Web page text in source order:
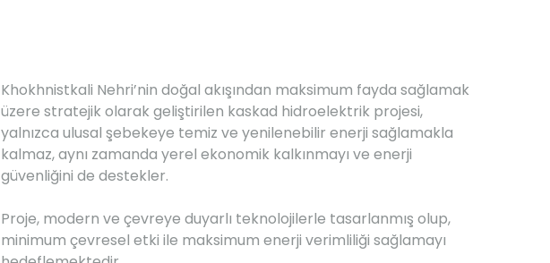
Khokhnistkali Nehri’nin doğal akışından maksimum fayda sağlamak
üzere stratejik olarak geliştirilen kaskad hidroelektrik projesi,
yalnızca ulusal şebekeye temiz ve yenilenebilir enerji sağlamakla
kalmaz, aynı zamanda yerel ekonomik kalkınmayı ve enerji
güvenliğini de destekler.
Proje, modern ve çevreye duyarlı teknolojilerle tasarlanmış olup,
minimum çevresel etki ile maksimum enerji verimliliği sağlamayı